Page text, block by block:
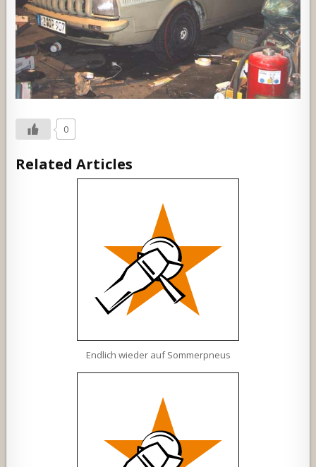
0
Related Articles
Endlich wieder auf Sommerpneus